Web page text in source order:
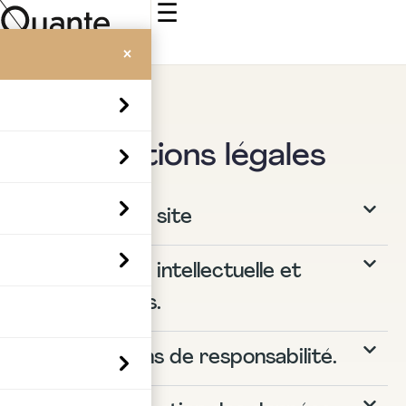
☰
×
Mentions légales
1 - Édition du site
2 - Propriété intellectuelle et
contrefaçons.
3 - Limitations de responsabilité.